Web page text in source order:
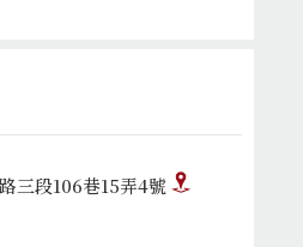
三段106巷15弄4號